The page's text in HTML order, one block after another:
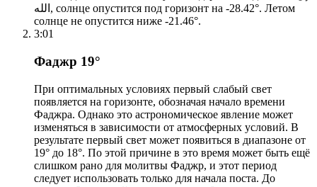
الله, солнце опустится под горизонт на -28.42°. Летом
солнце не опустится ниже -21.46°.
3:01
Фаджр 19°
При оптимальных условиях первый слабый свет
появляется на горизонте, обозначая начало времени
Фаджра. Однако это астрономическое явление может
изменяться в зависимости от атмосферных условий. В
результате первый свет может появиться в диапазоне от
19° до 18°. По этой причине в это время может быть ещё
слишком рано для молитвы Фаджр, и этот период
следует использовать только для начала поста. До